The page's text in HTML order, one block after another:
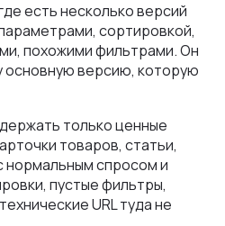
есть несколько версий
сортировкой,
похожими фильтрами. Он
основную версию, которую
только ценные
товаров, статьи,
нормальным спросом и
пустые фильтры,
URL туда не